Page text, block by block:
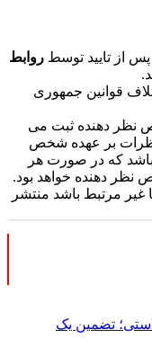
از تایید توسط روابط
قوانین جمهوری
نظر دهنده ثبت می
بر عهده شخص
که در صورت هر
دهنده خواهد بود.
غیر مرتبط باشد منتشر
تضمین یک